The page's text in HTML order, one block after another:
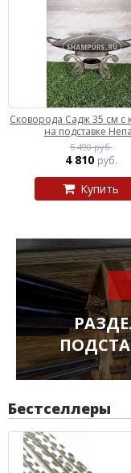
Сковорода Садж 35 см с
на подставке
5 490 руб.
4 810 руб.
Купить
Бестселлеры